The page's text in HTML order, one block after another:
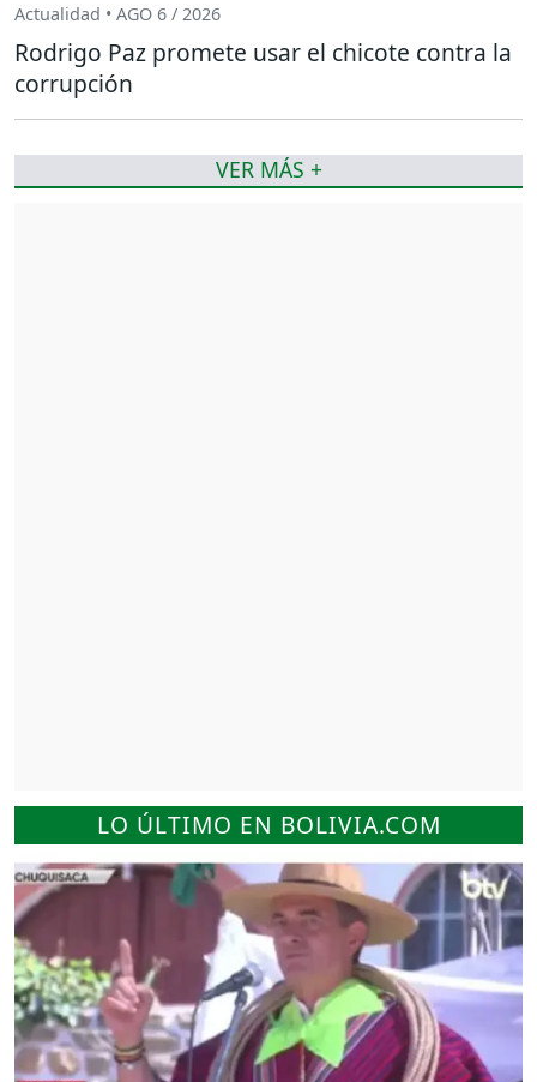
LO ÚLTIMO EN BOLIVIA.COM
Actualidad • AGO 6 / 2026
Rodrigo Paz promete usar el chicote contra la
corrupción
VER MÁS +